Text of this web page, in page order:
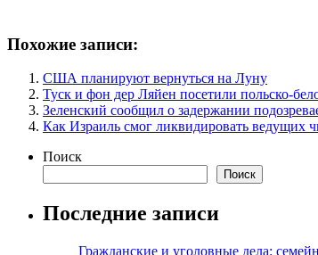
Похожие записи:
США планируют вернуться на Луну
Туск и фон дер Ляйен посетили польско-
Зеленский сообщил о задержании
Как Израиль смог ликвидировать ведущих
Поиск
Поиск
Последние записи
Гражданские и уголовные дела: